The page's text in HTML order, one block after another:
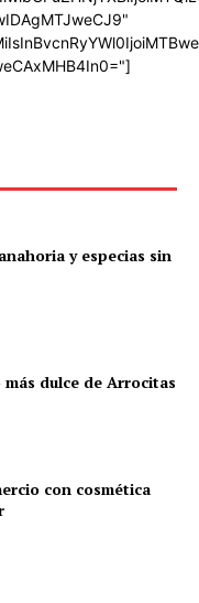
y especias sin
dulce de Arrocitas
con cosmética